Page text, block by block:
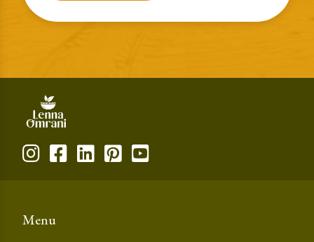
Menu